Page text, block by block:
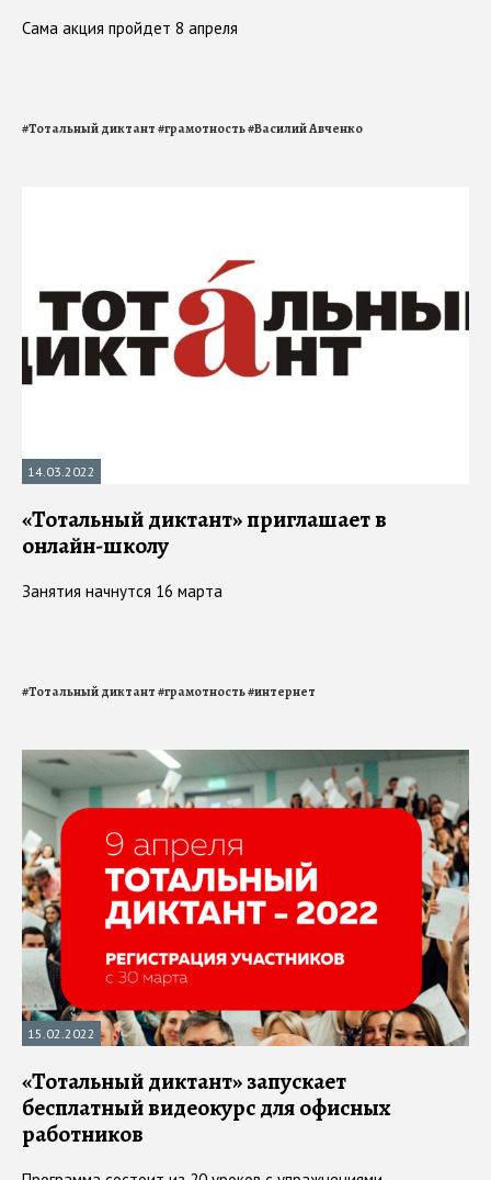
Сама акция пройдет 8 апреля
#Тотальный диктант#грамотность#Василий Авченко
14.03.2022
«Тотальный диктант» приглашает в
онлайн-школу
Занятия начнутся 16 марта
#Тотальный диктант#грамотность#интернет
15.02.2022
«Тотальный диктант» запускает
бесплатный видеокурс для офисных
работников